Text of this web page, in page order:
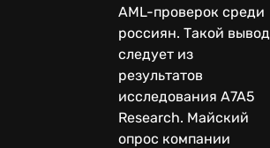
AML-проверок среди
россиян. Такой вывод
следует из
результатов
исследования A7A5
Research. Майский
опрос компании